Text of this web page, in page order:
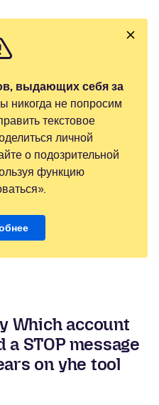
выдающих себя за
никогда не попросим
текстовое
личной
о подозрительной
функцию
Which account
STOP message
on yhe tool